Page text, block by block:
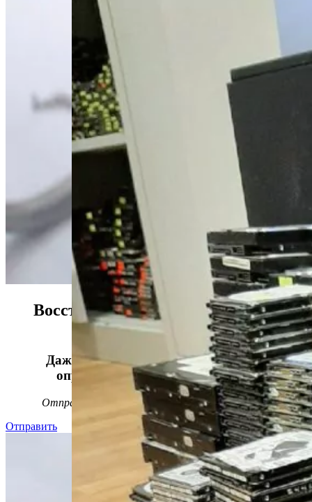
Восстанавливаем данные в 98%
случаев!
Даже, если носитель информации не
определяется, стучит или пищит.
Отправьте заявку на бесплатнуюдиагностику
Отправить